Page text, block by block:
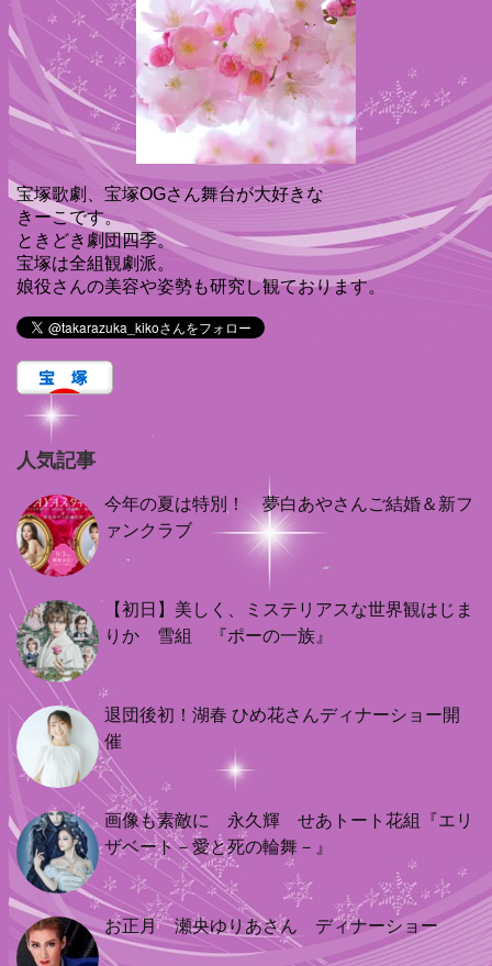
宝塚歌劇、宝塚OGさん舞台が大好きな
きーこです。
ときどき劇団四季。
宝塚は全組観劇派。
娘役さんの美容や姿勢も研究し観ております。
人気記事
今年の夏は特別！ 夢白あやさんご結婚＆新フ
ァンクラブ
【初日】美しく、ミステリアスな世界観はじま
りか 雪組 『ポーの一族』
退団後初！湖春 ひめ花さんディナーショー開
催
画像も素敵に 永久輝 せあトート花組『エリ
ザベート－愛と死の輪舞－』
お正月 瀬央ゆりあさん ディナーショー